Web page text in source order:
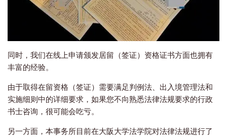
同时，我们在线上申请颁发居留（签证）资格证书方面也拥有
丰富的经验。
由于取得在留资格（签证）需要满足判例法、出入境管理法和
实施细则中的详细要求，如果您不向熟悉法律法规要求的行政
书士咨询，很可能会吃亏。
另一方面，本事务所目前在大阪大学法学院对法律法规进行了